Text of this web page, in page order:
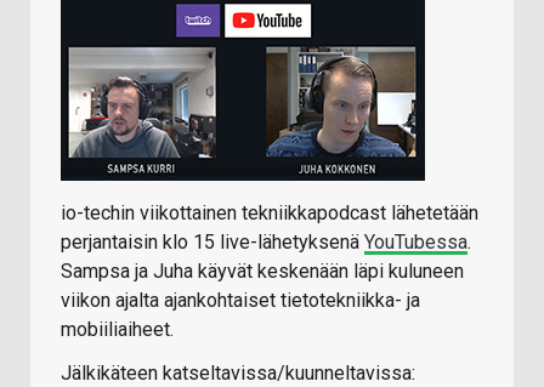
io-techin viikottainen tekniikkapodcast lähetetään
perjantaisin klo 15 live-lähetyksenä YouTubessa.
Sampsa ja Juha käyvät keskenään läpi kuluneen
viikon ajalta ajankohtaiset tietotekniikka- ja
mobiiliaiheet.
Jälkikäteen katseltavissa/kuunneltavissa: